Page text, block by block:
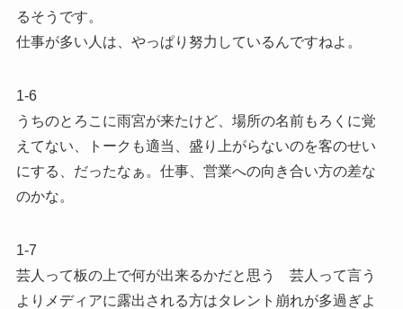
るそうです。
仕事が多い人は、やっぱり努力しているんですねよ。
1-6
うちのとろこに雨宮が来たけど、場所の名前もろくに覚
えてない、トークも適当、盛り上がらないのを客のせい
にする、だったなぁ。仕事、営業への向き合い方の差な
のかな。
1-7
芸人って板の上で何が出来るかだと思う 芸人って言う
よりメディアに露出される方はタレント崩れが多過ぎよ